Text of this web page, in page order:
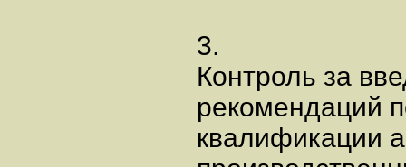
3.
Контроль за
рекомендаций
квалификации